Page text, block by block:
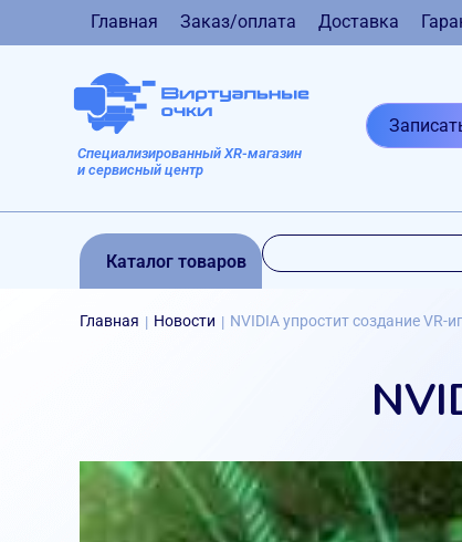
Главная Заказ/оплата Доставка
Специализированный XR-магазин
и сервисный центр
Каталог товаров
Главная | Новости | NVIDIA упростит создание VR-